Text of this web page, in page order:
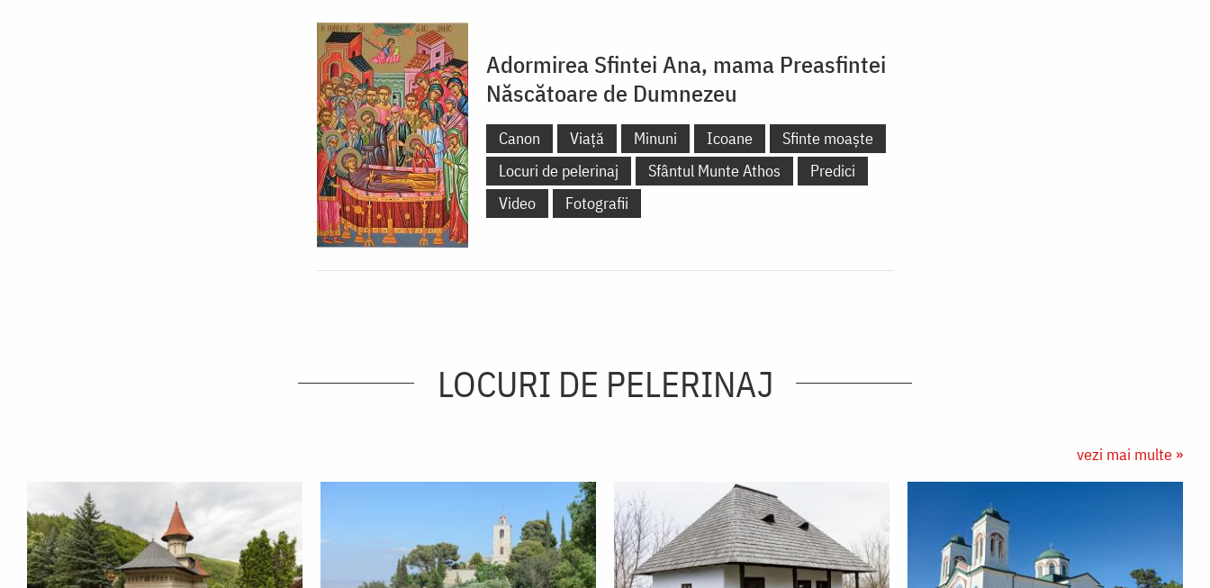
Adormirea Sfintei Ana, mama Preasfintei
Născătoare de Dumnezeu
Canon Viață Minuni Icoane
Sfinte moaște
Locuri de pelerinaj
Sfântul Munte Athos
Predici
Video
Fotografii
LOCURI DE PELERINAJ
vezi mai multe »